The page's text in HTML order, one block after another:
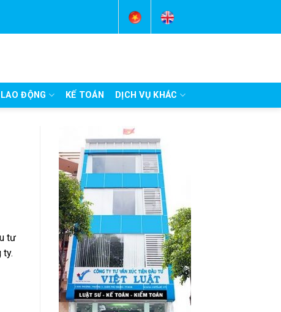
LAO ĐỘNG KẾ TOÁN DỊCH VỤ KHÁC
tư
ty.